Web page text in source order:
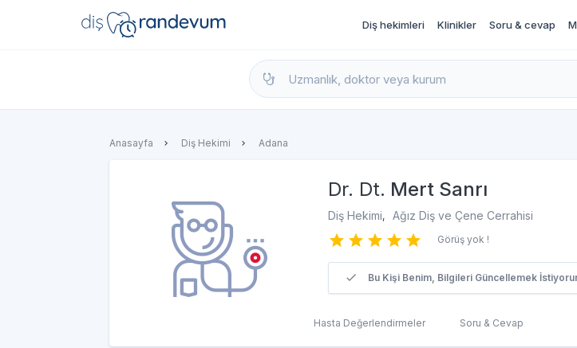
dishekimleri.net - Diş Hekimi Bul, Yorumları İncele ve Randevu Al
Diş hekimleri Klinikler Soru & cevap
Anasayfa Diş Hekimi Adana
Dr. Dt. Mert Sanrı
Diş Hekimi, Ağız Diş ve Çene Cerrahisi
Görüş yok !
Bu Kişi Benim, Bilgileri Güncellemek
Hasta Değerlendirmeler Soru & Cevap